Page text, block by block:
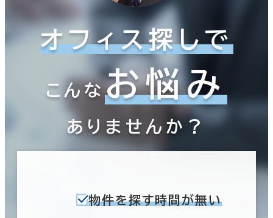
オフィス探しで
こんなお悩み
ありませんか？
物件を探す時間が無い